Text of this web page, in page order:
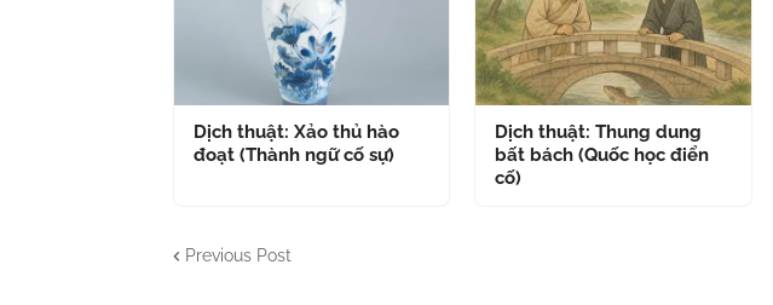
Dịch thuật: Xảo thủ hào
đoạt (Thành ngữ cố sự)
Dịch thuật: Thung dung
bất bách (Quốc học điển
cố)
Previous Post